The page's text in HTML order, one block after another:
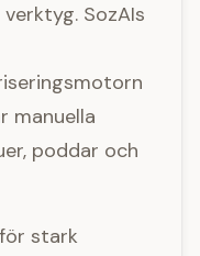
SozAIs
manuella
poddar och
stark